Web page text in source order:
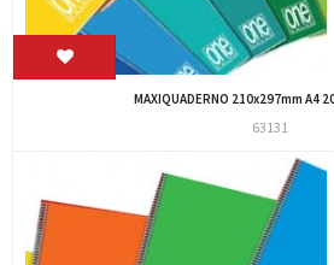
MAXIQUADERNO 210x297mm A4
63131